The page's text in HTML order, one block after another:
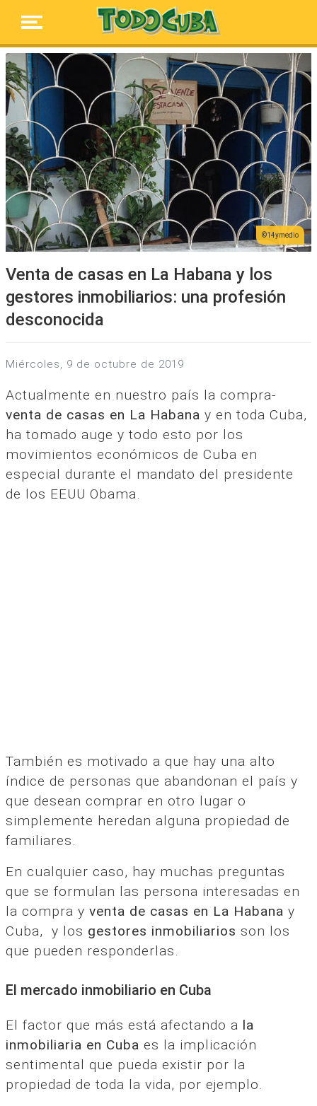
14ymedio
Venta de casas en La Habana y los
gestores inmobiliarios: una profesión
desconocida
miércoles, 9 de octubre de 2019
Actualmente en nuestro país la compra-
venta de casas en La Habana y en toda Cuba,
ha tomado auge y todo esto por los
movimientos económicos de Cuba en
especial durante el mandato del presidente
de los EEUU Obama.
También es motivado a que hay una alto
índice de personas que abandonan el país y
que desean comprar en otro lugar o
simplemente heredan alguna propiedad de
familiares.
En cualquier caso, hay muchas preguntas
que se formulan las persona interesadas en
la compra y venta de casas en La Habana y
Cuba, y los gestores inmobiliarios son los
que pueden responderlas.
El mercado inmobiliario en Cuba
El factor que más está afectando a la
inmobiliaria en Cuba es la implicación
sentimental que pueda existir por la
propiedad de toda la vida, por ejemplo.